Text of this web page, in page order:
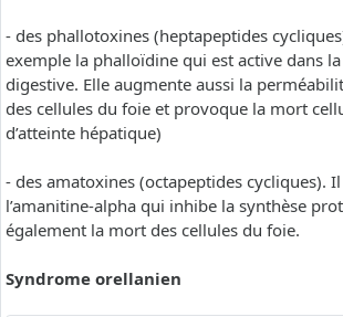
- des phallotoxines (heptapeptides
exemple la phalloïdine qui est active dans la
digestive. Elle augmente aussi la
des cellules du foie et provoque la mort
d’atteinte hépatique)
- des amatoxines (octapeptides cycliques).
l’amanitine-alpha qui inhibe la synthèse
également la mort des cellules du foie.
Syndrome orellanien